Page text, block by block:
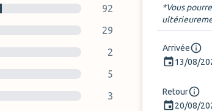
92
29
2
5
3
*Vous
Arrivée
13/08/
Retour
20/08/